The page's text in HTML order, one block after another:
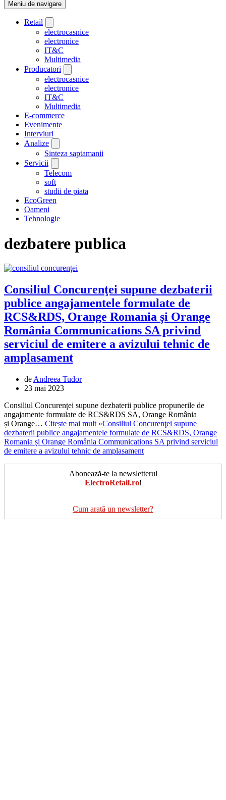
Meniu de navigare
Retail
electrocasnice
electronice
IT&C
Multimedia
Producatori
electrocasnice
electronice
IT&C
Multimedia
E-commerce
Evenimente
Interviuri
Analize
Sinteza saptamanii
Servicii
Telecom
soft
studii de piata
EcoGreen
Oameni
Tehnologie
dezbatere publica
Consiliul Concurenţei supune dezbaterii
publice angajamentele formulate de
RCS&RDS, Orange Romania și Orange
România Communications SA privind
serviciul de emitere a avizului tehnic de
amplasament
de Andreea Tudor
23 mai 2023
Consiliul Concurenţei supune dezbaterii publice propunerile de
angajamente formulate de RCS&RDS SA, Orange România
și Orange… Citește mai mult »Consiliul Concurenţei supune
dezbaterii publice angajamentele formulate de RCS&RDS, Orange
Romania și Orange România Communications SA privind serviciul
de emitere a avizului tehnic de amplasament
Abonează-te la newsletterul
ElectroRetail.ro!
Cum arată un newsletter?